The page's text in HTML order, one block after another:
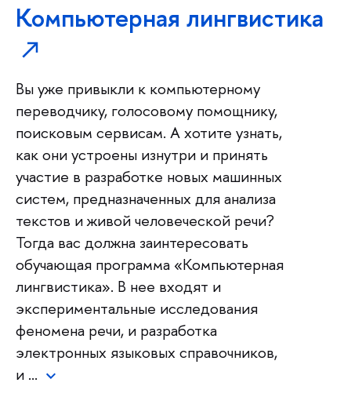
Компьютерная лингвистика
Вы уже привыкли к компьютерному
переводчику, голосовому помощнику,
поисковым сервисам. А хотите узнать,
как они устроены изнутри и принять
участие в разработке новых машинных
систем, предназначенных для анализа
текстов и живой человеческой речи?
Тогда вас должна заинтересовать
обучающая программа «Компьютерная
лингвистика». В нее входят и
экспериментальные исследования
феномена речи, и разработка
электронных языковых справочников,
и …